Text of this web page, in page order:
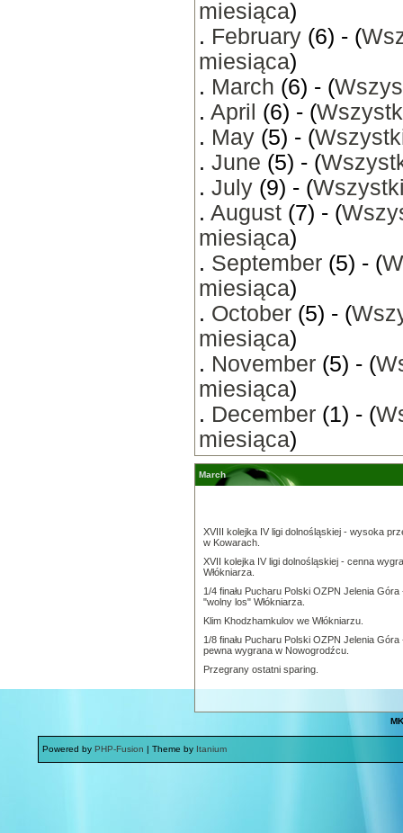
miesiąca)
. February (6) - (
miesiąca)
. March (6) - (
. April (6) - (
. May (5) - (
. June (5) - (
. July (9) - (
. August (7) - (
miesiąca)
. September (5) - (
miesiąca)
. October (5) - (
miesiąca)
. November (5) - (
miesiąca)
. December (1) - (
miesiąca)
March
XVIII kolejka IV ligi dolnośląskiej - wysoka
w Kowarach.
XVII kolejka IV ligi dolnośląskiej - cenna
Włókniarza.
1/4 finału Pucharu Polski OZPN Jelenia Góra
"wolny los" Włókniarza.
Klim Khodzhamkulov we Włókniarzu.
1/8 finału Pucharu Polski OZPN Jelenia Góra
pewna wygrana w Nowogrodźcu.
Przegrany ostatni sparing.
Powered by PHP-Fusion | Theme by Itanium